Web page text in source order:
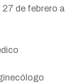
de febrero a